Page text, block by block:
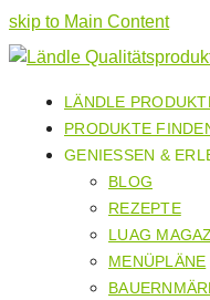
skip to Main Content
LÄNDLE
PRODUKTE
GENIESSEN &
BLOG
REZEPTE
LUAG
MENÜPLÄNE